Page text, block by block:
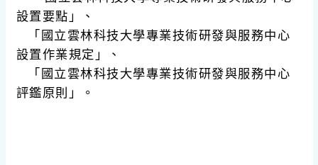
設置要點」、
「國立雲林科技大學專業技術研發與服務中心
設置作業規定」、
「國立雲林科技大學專業技術研發與服務中心
評鑑原則」。